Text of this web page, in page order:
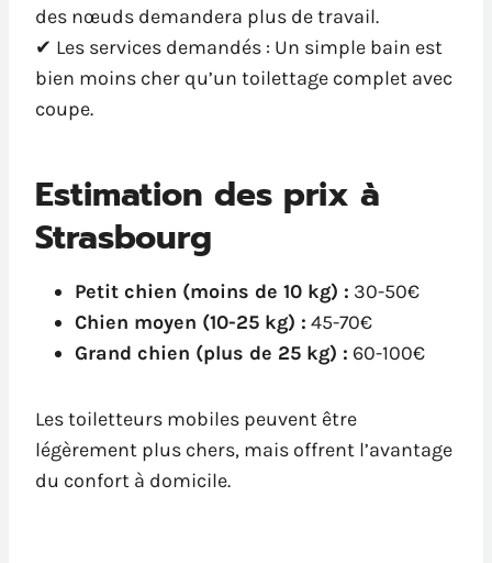
des nœuds demandera plus de travail.
✔ Les services demandés : Un simple bain est
bien moins cher qu’un toilettage complet avec
coupe.
Estimation des prix à
Strasbourg
Petit chien (moins de 10 kg) : 30-50€
Chien moyen (10-25 kg) : 45-70€
Grand chien (plus de 25 kg) : 60-100€
Les toiletteurs mobiles peuvent être
légèrement plus chers, mais offrent l’avantage
du confort à domicile.